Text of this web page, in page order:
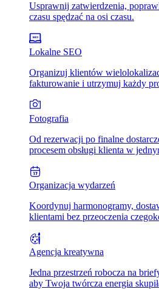
Usprawnij zatwierdzenia,
czasu spędzać na osi czasu.
Lokalne SEO
Organizuj klientów
fakturowanie i utrzymuj każdy
Fotografia
Od rezerwacji po finalne
procesem obsługi klienta w
Organizacja wydarzeń
Koordynuj harmonogramy,
klientami bez przeoczenia
Agencja kreatywna
Jedna przestrzeń robocza na
aby Twoja twórcza energia